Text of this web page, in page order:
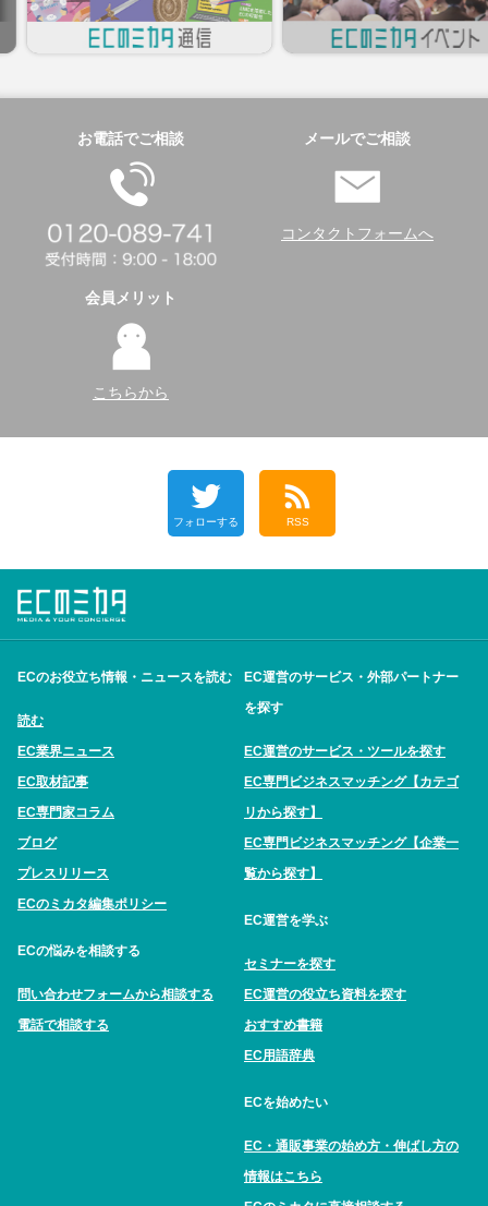
お電話でご相談 メールでご相談
コンタクトフォームへ
会員メリット
こちらから
フォローする RSS
ECのお役立ち情報・ニュースを読む
読む
EC業界ニュース
EC取材記事
EC専門家コラム
ブログ
プレスリリース
ECのミカタ編集ポリシー
ECの悩みを相談する
問い合わせフォームから相談する
電話で相談する
EC運営のサービス・外部パートナー
を探す
EC運営のサービス・ツールを探す
EC専門ビジネスマッチング【カテゴ
リから探す】
EC専門ビジネスマッチング【企業一
覧から探す】
EC運営を学ぶ
セミナーを探す
EC運営の役立ち資料を探す
おすすめ書籍
EC用語辞典
ECを始めたい
EC・通販事業の始め方・伸ばし方の
情報はこちら